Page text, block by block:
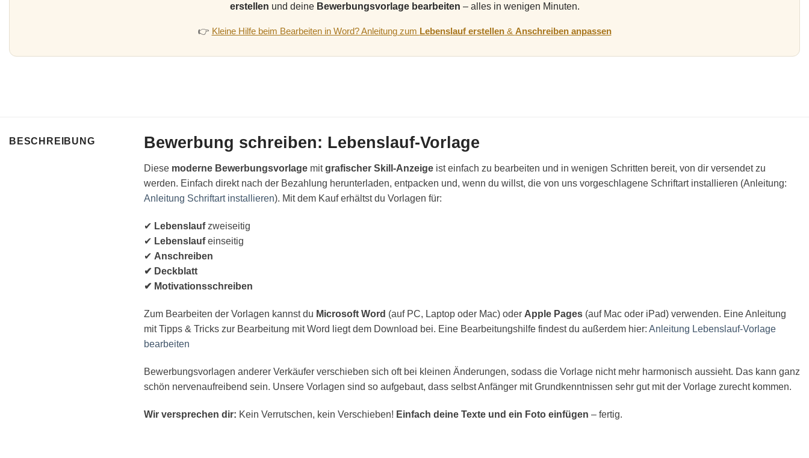
erstellen und deine Bewerbungsvorlage bearbeiten – alles in wenigen Minuten.
👉 Kleine Hilfe beim Bearbeiten in Word? Anleitung zum Lebenslauf erstellen& Anschreiben anpassen
BESCHREIBUNG Bewerbung schreiben: Lebenslauf-Vorlage
Diese moderne Bewerbungsvorlage mitgrafischer Skill-Anzeige ist einfach zu bearbeiten und in wenigen Schritten bereit, von dir versendet zu
werden. Einfach direkt nach der Bezahlung herunterladen, entpacken und, wenn du willst, die von uns vorgeschlagene Schriftart installieren (Anleitung:
Anleitung Schriftart installieren). Mit dem Kauf erhältst du Vorlagen für:
✔ Lebenslauf zweiseitig
✔ Lebenslaufeinseitig
✔ Anschreiben
✔ Deckblatt
✔ Motivationsschreiben
Zum Bearbeiten der Vorlagen kannst du Microsoft Word (auf PC, Laptop oder Mac) oder Apple Pages (auf Mac oder iPad) verwenden. Eine Anleitung
mit Tipps & Tricks zur Bearbeitung mit Word liegt dem Download bei. Eine Bearbeitungshilfe findest du außerdem hier: Anleitung Lebenslauf-Vorlage
bearbeiten
Bewerbungsvorlagen anderer Verkäufer verschieben sich oft bei kleinen Änderungen, sodass die Vorlage nicht mehr harmonisch aussieht. Das kann ganz
schön nervenaufreibend sein. Unsere Vorlagen sind so aufgebaut, dass selbst Anfänger mit Grundkenntnissen sehr gut mit der Vorlage zurecht kommen.
Wir versprechen dir: Kein Verrutschen, kein Verschieben! Einfach deine Texte und ein Foto einfügen – fertig.